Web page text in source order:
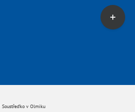
Soustřeďko v Olmiku
Toggle
Sliding
Bar